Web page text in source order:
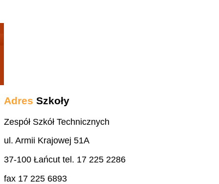
Adres Szkoły
Zespół Szkół Technicznych
ul. Armii Krajowej 51A
37-100 Łańcut tel. 17 225 2286
fax 17 225 6893